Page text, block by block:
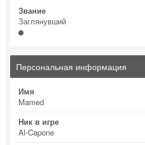
Звание
Заглянувший
Персональная информация
Имя
Mamed
Ник в игре
Al-Capone